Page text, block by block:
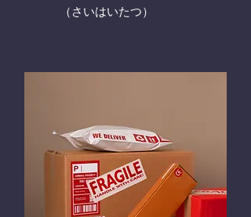
​（さいはいたつ）